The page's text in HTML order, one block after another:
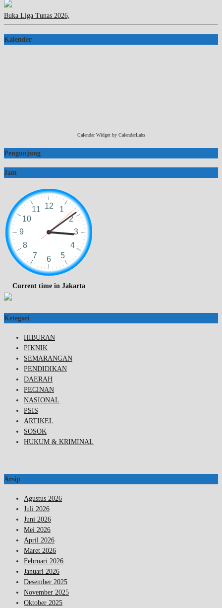
Buka Liga Tunas 2026,
Kalender
Calendar Widget by CalendarLabs
Pengunjung
Jam
Current time in Jakarta
Ketegori
HIBURAN
PIKNIK
SEMARANGAN
PENDIDIKAN
DAERAH
PECINAN
NASIONAL
PSIS
ARTIKEL
SOSOK
HUKUM & KRIMINAL
Arsip
Agustus 2026
Juli 2026
Juni 2026
Mei 2026
April 2026
Maret 2026
Februari 2026
Januari 2026
Desember 2025
November 2025
Oktober 2025